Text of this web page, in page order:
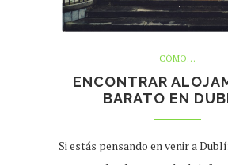
CÓMO…
ENCONTRAR
BARATO EN
Si estás pensando en venir a